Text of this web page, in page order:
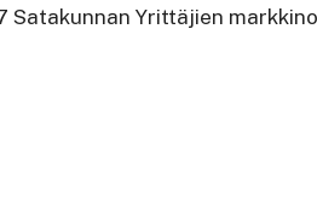
Satakunnan Yrittäjien